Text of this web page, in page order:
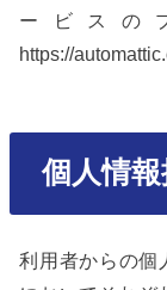
ービスの
https://
個人情
利用者からの個